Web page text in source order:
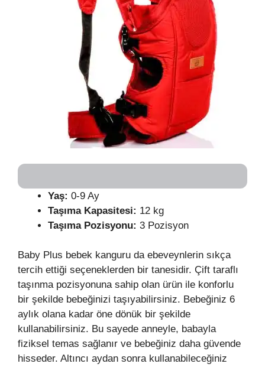
Yaş: 0-9 Ay
Taşıma Kapasitesi: 12 kg
Taşıma Pozisyonu: 3 Pozisyon
Baby Plus bebek kanguru da ebeveynlerin sıkça
tercih ettiği seçeneklerden bir tanesidir. Çift taraflı
taşınma pozisyonuna sahip olan ürün ile konforlu
bir şekilde bebeğinizi taşıyabilirsiniz. Bebeğiniz 6
aylık olana kadar öne dönük bir şekilde
kullanabilirsiniz. Bu sayede anneyle, babayla
fiziksel temas sağlanır ve bebeğiniz daha güvende
hisseder. Altıncı aydan sonra kullanabileceğiniz